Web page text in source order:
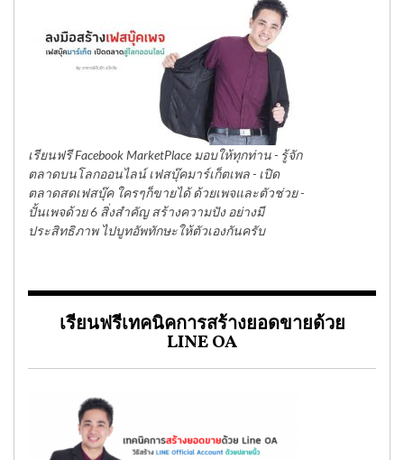
เรียนฟรี Facebook MarketPlace มอบให้ทุกท่าน - รู้จัก
ตลาดบนโลกออนไลน์ เฟสบุ๊คมาร์เก็ตเพล - เปิด
ตลาดสดเฟสบุ๊ค ใครๆก็ขายได้ ด้วยเพจและตัวช่วย -
ปั้นเพจด้วย 6 สิ่งสำคัญ สร้างความปัง อย่างมี
ประสิทธิภาพ ไปบูทอัพทักษะให้ตัวเองกันครับ
เรียนฟรีเทคนิคการสร้างยอดขายด้วย
LINE OA